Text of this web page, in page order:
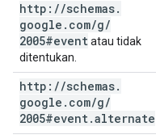
http: //schemas.
google . com/g/
2005#eventatau tidak
ditentukan.
http: //schemas.
google . com/g/
2005#event.alternate